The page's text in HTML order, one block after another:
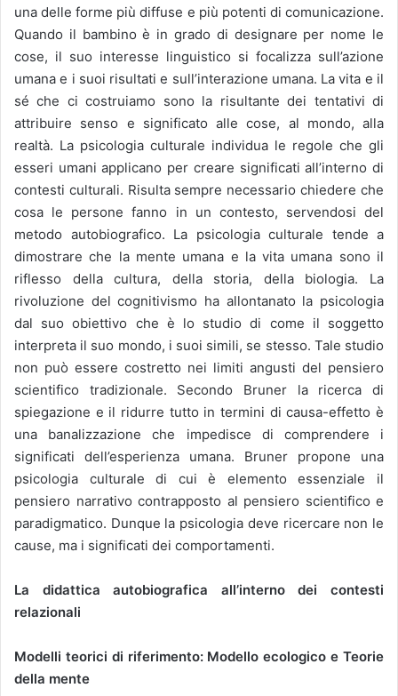
una delle forme più diffuse e più potenti di comunicazione.
Quando il bambino è in grado di designare per nome le
cose, il suo interesse linguistico si focalizza sull’azione
umana e i suoi risultati e sull’interazione umana. La vita e il
sé che ci costruiamo sono la risultante dei tentativi di
attribuire senso e significato alle cose, al mondo, alla
realtà. La psicologia culturale individua le regole che gli
esseri umani applicano per creare significati all’interno di
contesti culturali. Risulta sempre necessario chiedere che
cosa le persone fanno in un contesto, servendosi del
metodo autobiografico. La psicologia culturale tende a
dimostrare che la mente umana e la vita umana sono il
riflesso della cultura, della storia, della biologia. La
rivoluzione del cognitivismo ha allontanato la psicologia
dal suo obiettivo che è lo studio di come il soggetto
interpreta il suo mondo, i suoi simili, se stesso. Tale studio
non può essere costretto nei limiti angusti del pensiero
scientifico tradizionale. Secondo Bruner la ricerca di
spiegazione e il ridurre tutto in termini di causa-effetto è
una banalizzazione che impedisce di comprendere i
significati dell’esperienza umana. Bruner propone una
psicologia culturale di cui è elemento essenziale il
pensiero narrativo contrapposto al pensiero scientifico e
paradigmatico. Dunque la psicologia deve ricercare non le
cause, ma i significati dei comportamenti.
La didattica autobiografica all’interno dei contesti
relazionali
Modelli teorici di riferimento: Modello ecologico e Teorie
della mente